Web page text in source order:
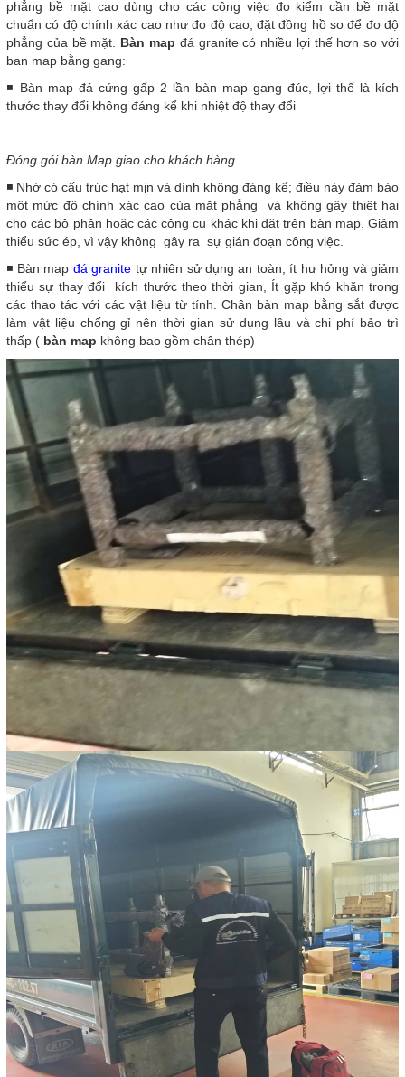
phẳng bề mặt cao dùng cho các công việc đo kiểm cần bề mặt
chuẩn có độ chính xác cao như đo độ cao, đặt đồng hồ so để đo độ
phẳng của bề mặt. Bàn map đá granite có nhiều lợi thế hơn so với
ban map bằng gang:
◾ Bàn map đá cứng gấp 2 lần bàn map gang đúc, lợi thế là kích
thước thay đổi không đáng kể khi nhiệt độ thay đổi
Đóng gói bàn Map giao cho khách hàng
◾ Nhờ có cấu trúc hạt mịn và dính không đáng kể; điều này đảm bảo
một mức độ chính xác cao của mặt phẳng và không gây thiệt hại
cho các bộ phận hoặc các công cụ khác khi đặt trên bàn map. Giảm
thiểu sức ép, vì vậy không gây ra sự gián đoạn công việc.
◾ Bàn map đá granite tự nhiên sử dụng an toàn, ít hư hỏng và giảm
thiểu sự thay đổi kích thước theo thời gian, Ít gặp khó khăn trong
các thao tác với các vật liệu từ tính. Chân bàn map bằng sắt được
làm vật liệu chống gỉ nên thời gian sử dụng lâu và chi phí bảo trì
thấp ( bàn map không bao gồm chân thép)